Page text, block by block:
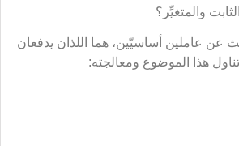
والمتغيِّر؟
عن عاملين أساسيّين، هما اللذان يدفعان
هذا الموضوع ومعالجته: